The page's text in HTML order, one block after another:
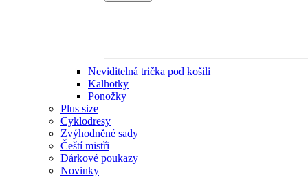
Neviditelná trička pod košili
Kalhotky
Ponožky
Plus size
Cyklodresy
Zvýhodněné sady
Čeští mistři
Dárkové poukazy
Novinky